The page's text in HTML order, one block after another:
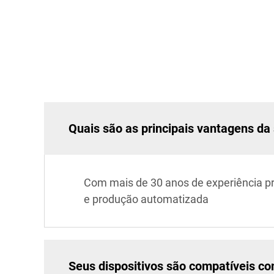
Quais são as principais vantagens
Com mais de 30 anos de experiência
e produção automatizada
Seus dispositivos são compatíveis